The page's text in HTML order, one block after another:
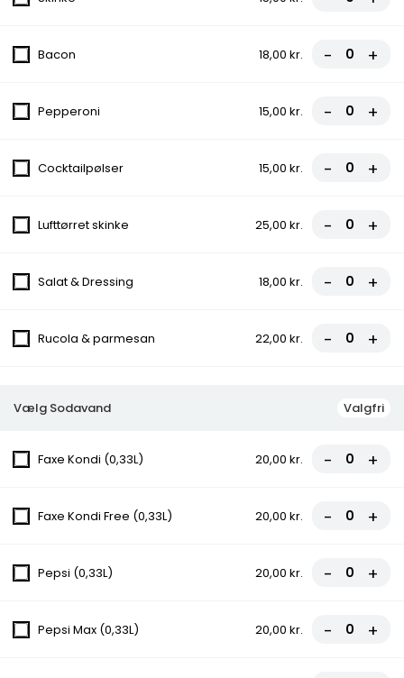
Tomatsauce, Ost, Kebab, Kylling,
fra 98,00 kr.
16.Lind Favorit Pizza
fra 98,00 kr.
17.Helles Pizza
fra 95,00 kr.
18.Diallo Pizza
fra 95,00 kr.
19.Aztekav Pizza
fra 107,00 kr.
20.Venezia Pizza
fra 98,00 kr.
Bacon 18,00 kr. - +
Pepperoni 15,00 kr. - +
Cocktailpølser 15,00 kr. - +
Lufttørret skinke 25,00 kr. - +
Salat & Dressing 18,00 kr. - +
Rucola & parmesan 22,00 kr. - +
Vælg Sodavand Valgfri
Faxe Kondi (0,33L) 20,00 kr. - +
Faxe Kondi Free (0,33L) 20,00 kr. - +
Pepsi (0,33L) 20,00 kr. - +
Pepsi Max (0,33L) 20,00 kr. - +